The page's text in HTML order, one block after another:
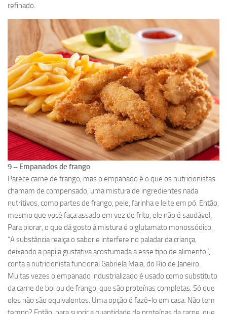
refinado.
9 – Empanados de frango
Parece carne de frango, mas o empanado é o que os nutricionistas
chamam de compensado, uma mistura de ingredientes nada
nutritivos, como partes de frango, pele, farinha e leite em pó. Então,
mesmo que você faça assado em vez de frito, ele não é saudável.
Para piorar, o que dá gosto à mistura é o glutamato monossódico.
“A substância realça o sabor e interfere no paladar da criança,
deixando a papila gustativa acostumada a esse tipo de alimento”,
conta a nutricionista funcional Gabriela Maia, do Rio de Janeiro.
Muitas vezes o empanado industrializado é usado como substituto
da carne de boi ou de frango, que são proteínas completas. Só que
eles não são equivalentes. Uma opção é fazê-lo em casa. Não tem